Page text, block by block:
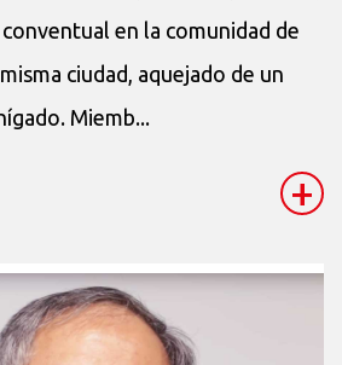
en la comunidad de
ciudad, aquejado de un
Miemb...
+